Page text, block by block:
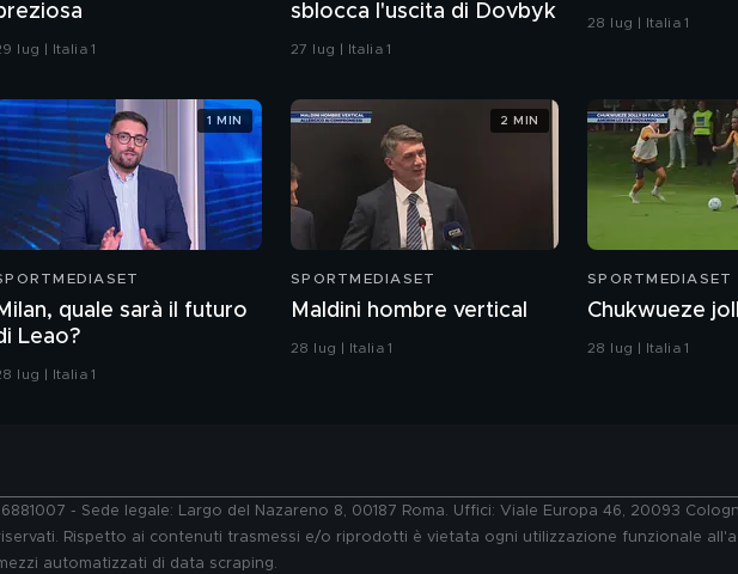
lug | Italia 1
sblocca l'uscita di Dovbyk
27 lug | Italia 1
28 lug | Italia 1
quale sarà il futuro
Leao?
lug | Italia 1
1 MIN
SPORTMEDIASET
Maldini hombre vertical
28 lug | Italia 1
2 MIN
SPORTMEDIASET
Chukwueze
28 lug | Italia 1
- Sede legale: Largo del Nazareno 8, 00187 Roma. Uffici: Viale Europa 46, 20093
Rispetto ai contenuti trasmessi e/o riprodotti è vietata ogni utilizzazione funzionale
automatizzati di data scraping.